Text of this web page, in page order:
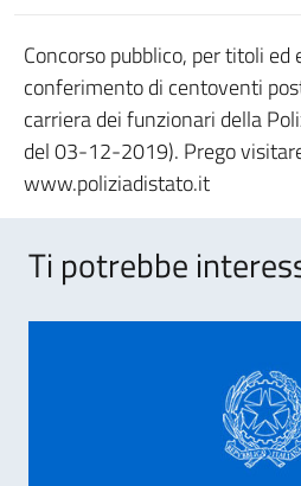
Concorso pubblico, per titoli ed
conferimento di centoventi
carriera dei funzionari della
del 03-12-2019). Prego
www.poliziadistato.it
Ti potrebbe